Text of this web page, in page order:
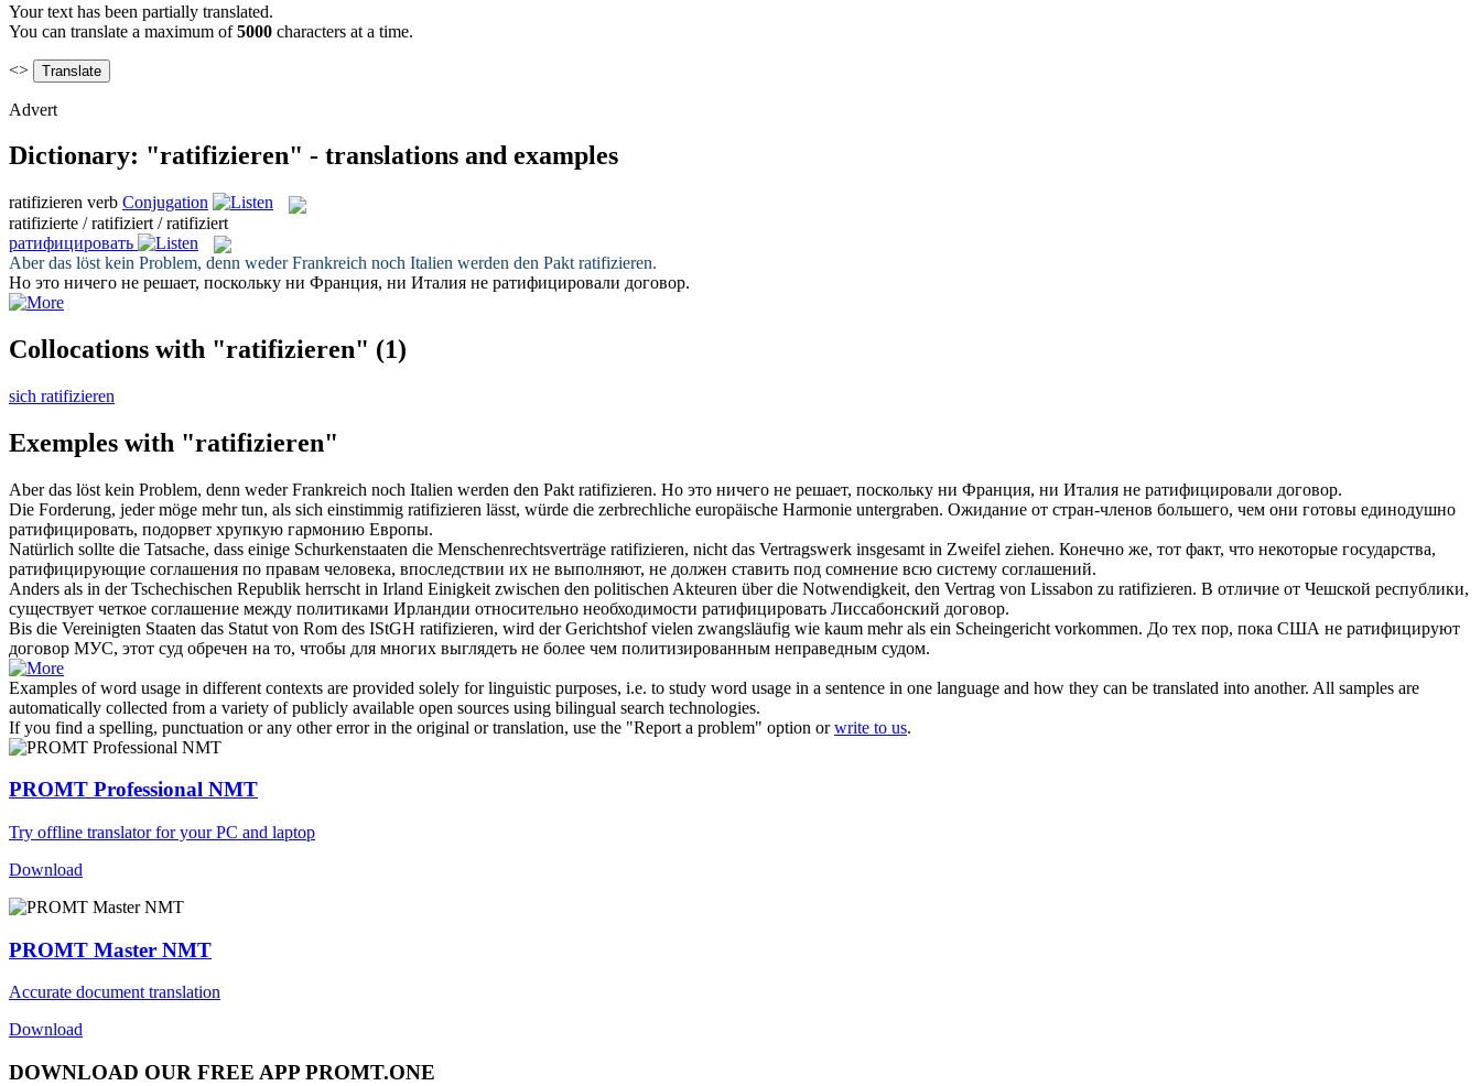
Your text has been partially translated.
You can translate a maximum of5000 characters at a time.
<>
Advert
Dictionary: "ratifizieren" - translations and examples
ratifizieren verb Conjugation
ratifizierte / ratifiziert / ratifiziert
ратифицировать
Aber das löst kein Problem, denn weder Frankreich noch Italien werden den Pakt ratifizieren.
Но это ничего не решает, поскольку ни Франция, ни Италия не ратифицировали договор.
Collocations with "ratifizieren" (1)
sich ratifizieren
Exemples with "ratifizieren"
Aber das löst kein Problem, denn weder Frankreich noch Italien werden den Pakt ratifizieren. Но это ничего не решает, поскольку ни Франция, ни Италия не ратифицировали договор.
Die Forderung, jeder möge mehr tun, als sich einstimmig ratifizieren lässt, würde die zerbrechliche europäische Harmonie untergraben. Ожидание от стран-членов большего, чем они готовы единодушно
ратифицировать, подорвет хрупкую гармонию Европы.
Natürlich sollte die Tatsache, dass einige Schurkenstaaten die Menschenrechtsverträge ratifizieren, nicht das Vertragswerk insgesamt in Zweifel ziehen. Конечно же, тот факт, что некоторые государства,
ратифицирующие соглашения по правам человека, впоследствии их не выполняют, не должен ставить под сомнение всю систему соглашений.
Anders als in der Tschechischen Republik herrscht in Irland Einigkeit zwischen den politischen Akteuren über die Notwendigkeit, den Vertrag von Lissabon zu ratifizieren. В отличие от Чешской республики,
существует четкое соглашение между политиками Ирландии относительно необходимости ратифицировать Лиссабонский договор.
Bis die Vereinigten Staaten das Statut von Rom des IStGH ratifizieren, wird der Gerichtshof vielen zwangsläufig wie kaum mehr als ein Scheingericht vorkommen. До тех пор, пока США не ратифицируют
договор МУС, этот суд обречен на то, чтобы для многих выглядеть не более чем политизированным неправедным судом.
Examples of word usage in different contexts are provided solely for linguistic purposes, i.e. to study word usage in a sentence in one language and how they can be translated into another. All samples are
automatically collected from a variety of publicly available open sources using bilingual search technologies.
If you find a spelling, punctuation or any other error in the original or translation, use the "Report a problem" option orwrite to us.
PROMT Professional NMT
Try offline translator for your PC and laptop
Download
PROMT Master NMT
Accurate document translation
Download
DOWNLOAD OUR FREE APP PROMT.ONE